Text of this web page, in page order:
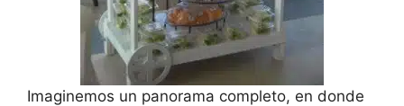
Imaginemos un panorama completo, en donde